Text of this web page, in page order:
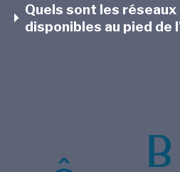
Quels sont les
disponibles au pied de